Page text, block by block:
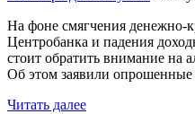
На фоне смягчения денежно-
Центробанка и падения
стоит обратить внимание на
Об этом заявили
Читать далее